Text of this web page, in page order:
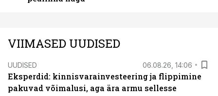
VIIMASED UUDISED
UUDISED 06.08.26, 14:06
Eksperdid: kinnisvarainvesteering ja flippimine
pakuvad võimalusi, aga ära armu sellesse